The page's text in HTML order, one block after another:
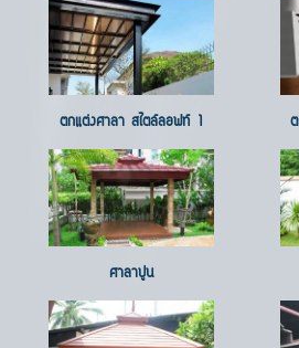
ตกแต่งศาลา สไตล์ลอฟท์ 1
ศาลาปูน